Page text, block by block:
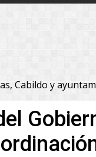
Cabildo y